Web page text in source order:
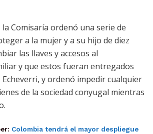
Comisaría ordenó una serie de
a la mujer y a su hijo de diez
las llaves y accesos al
y que estos fueran entregados
Echeverri, y ordenó impedir cualquier
de la sociedad conyugal mientras
Colombia tendrá el mayor despliegue